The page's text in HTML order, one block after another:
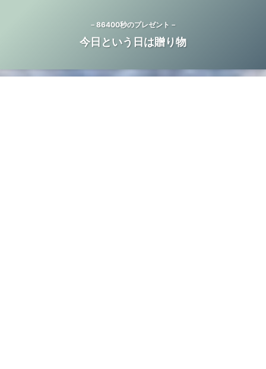
－86400秒のプレゼント－
今日という日は贈り物